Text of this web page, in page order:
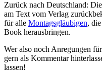
Zurück nach Deutschland:
am Text vom Verlag
für alle Montagsgläubigen,
Book herausbringen.
Wer also noch Anregungen
gern als Kommentar
lassen!